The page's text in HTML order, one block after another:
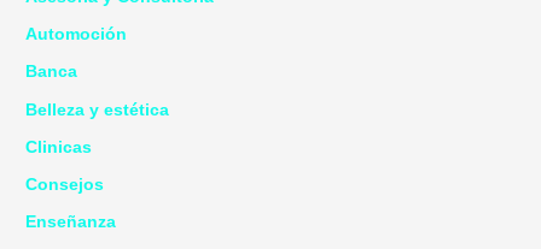
Automoción
Banca
Belleza y estética
Clinicas
Consejos
Enseñanza